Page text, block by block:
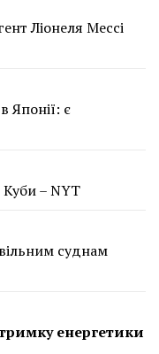
Ліонеля Мессі
Японії: є
– NYT
суднам
енергетики